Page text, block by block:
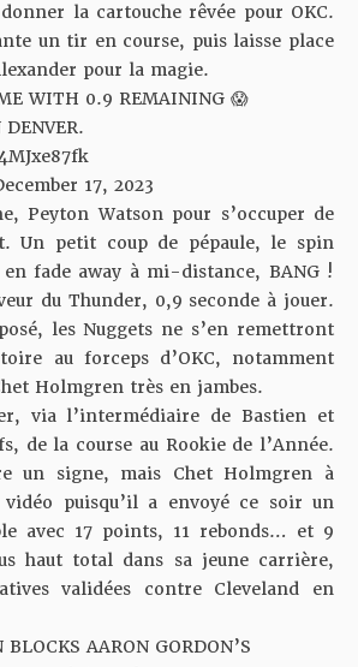
la cartouche rêvée pour OKC.
un tir en course, puis laisse place
pour la magie.
WITH 0.9 REMAINING 😱
17, 2023
Peyton Watson pour s’occuper de
Un petit coup de pépaule, le spin
fade away à mi-distance, BANG !
du Thunder, 0,9 seconde à jouer.
les Nuggets ne s’en remettront
au forceps d’OKC, notamment
Holmgren très en jambes.
via l’intermédiaire de Bastien et
de la course au Rookie de l’Année.
un signe, mais Chet Holmgren à
puisqu’il a envoyé ce soir un
avec 17 points, 11 rebonds… et 9
haut total dans sa jeune carrière,
validées contre Cleveland en
AARON GORDON’S